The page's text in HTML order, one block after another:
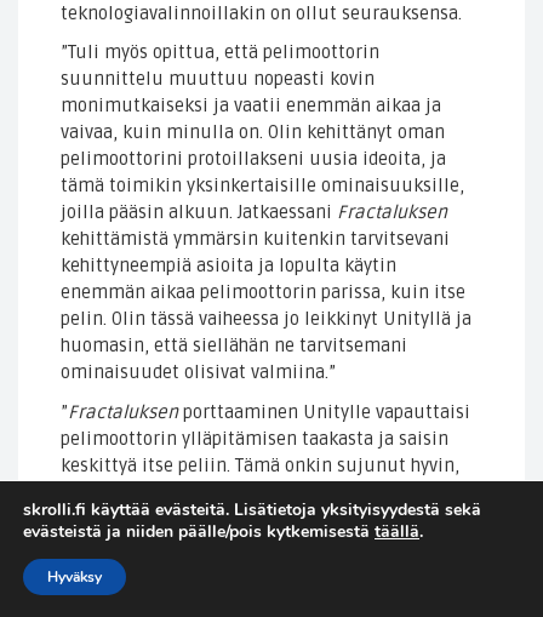
teknologiavalinnoillakin on ollut seurauksensa.
”Tuli myös opittua, että pelimoottorin
suunnittelu muuttuu nopeasti kovin
monimutkaiseksi ja vaatii enemmän aikaa ja
vaivaa, kuin minulla on. Olin kehittänyt oman
pelimoottorini protoillakseni uusia ideoita, ja
tämä toimikin yksinkertaisille ominaisuuksille,
joilla pääsin alkuun. Jatkaessani Fractaluksen
kehittämistä ymmärsin kuitenkin tarvitsevani
kehittyneempiä asioita ja lopulta käytin
enemmän aikaa pelimoottorin parissa, kuin itse
pelin. Olin tässä vaiheessa jo leikkinyt Unityllä ja
huomasin, että siellähän ne tarvitsemani
ominaisuudet olisivat valmiina.”
”Fractaluksenporttaaminen Unitylle vapauttaisi
pelimoottorin ylläpitämisen taakasta ja saisin
keskittyä itse peliin. Tämä onkin sujunut hyvin,
helpottuivat huomattavasti, kun maltoin käydä
lävitse muutamia heidän opetusprojektejaan.
Jahka opin miten Unity haluaa asiat esitettävän,
oman pelimoottorini konseptien siirtäminen
skrolli.fi käyttää evästeitä. Lisätietoja yksityisyydestä sekä
evästeistä ja niiden päälle/pois kytkemisestä täällä.
Hyväksy